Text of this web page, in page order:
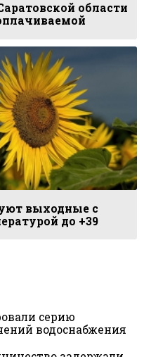
области
выходные с
до +39
серию
водоснабжения